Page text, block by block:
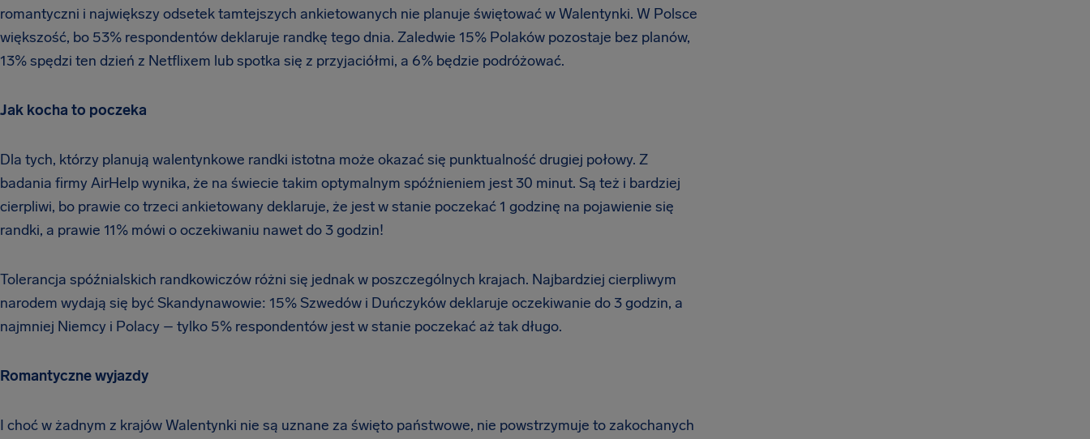
romantyczni i największy odsetek tamtejszych ankietowanych nie planuje świętować w Walentynki. W Polsce
większość, bo 53% respondentów deklaruje randkę tego dnia. Zaledwie 15% Polaków pozostaje bez planów,
13% spędzi ten dzień z Netflixem lub spotka się z przyjaciółmi, a 6% będzie podróżować.
Jak kocha to poczeka
Dla tych, którzy planują walentynkowe randki istotna może okazać się punktualność drugiej połowy. Z
badania firmy AirHelp wynika, że na świecie takim optymalnym spóźnieniem jest 30 minut. Są też i bardziej
cierpliwi, bo prawie co trzeci ankietowany deklaruje, że jest w stanie poczekać 1 godzinę na pojawienie się
randki, a prawie 11% mówi o oczekiwaniu nawet do 3 godzin!
Tolerancja spóźnialskich randkowiczów różni się jednak w poszczególnych krajach. Najbardziej cierpliwym
narodem wydają się być Skandynawowie: 15% Szwedów i Duńczyków deklaruje oczekiwanie do 3 godzin, a
najmniej Niemcy i Polacy – tylko 5% respondentów jest w stanie poczekać aż tak długo.
Romantyczne wyjazdy
I choć w żadnym z krajów Walentynki nie są uznane za święto państwowe, nie powstrzymuje to zakochanych